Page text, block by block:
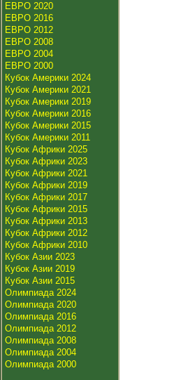
ЕВРО 2020
ЕВРО 2016
ЕВРО 2012
ЕВРО 2008
ЕВРО 2004
ЕВРО 2000
Кубок Америки 2024
Кубок Америки 2021
Кубок Америки 2019
Кубок Америки 2016
Кубок Америки 2015
Кубок Америки 2011
Кубок Африки 2025
Кубок Африки 2023
Кубок Африки 2021
Кубок Африки 2019
Кубок Африки 2017
Кубок Африки 2015
Кубок Африки 2013
Кубок Африки 2012
Кубок Африки 2010
Кубок Азии 2023
Кубок Азии 2019
Кубок Азии 2015
Олимпиада 2024
Олимпиада 2020
Олимпиада 2016
Олимпиада 2012
Олимпиада 2008
Олимпиада 2004
Олимпиада 2000